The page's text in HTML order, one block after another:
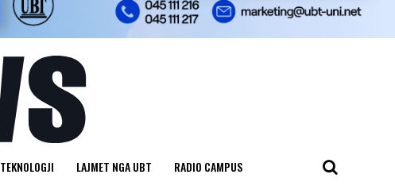
TEKNOLOGJI LAJMET NGA UBT RADIO CAMPUS